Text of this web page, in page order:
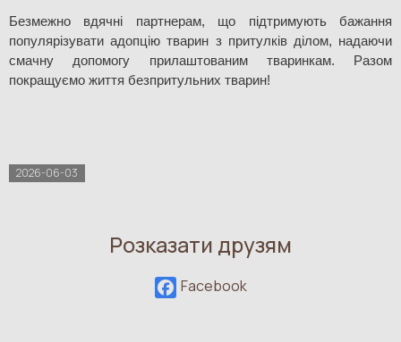
Безмежно вдячні партнерам, що підтримують бажання
популярізувати адопцію тварин з притулків ділом, надаючи
смачну допомогу прилаштованим тваринкам. Разом
покращуємо життя безпритульних тварин!
2026-06-03
Розказати друзям
Facebook